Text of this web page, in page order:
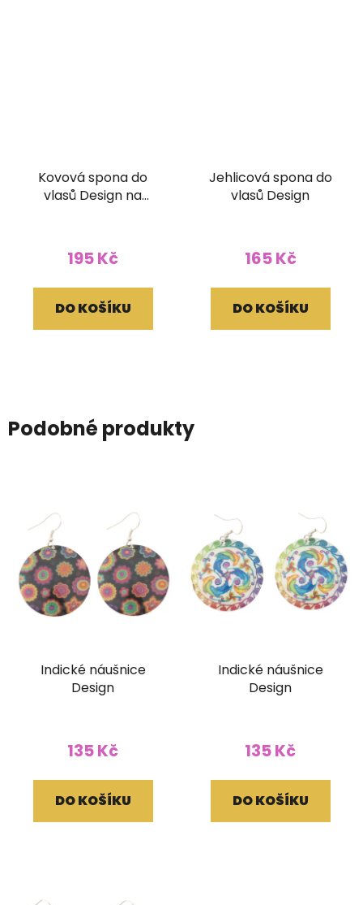
Kovová spona do
vlasů Design na
195 Kč
DO KOŠÍKU
Jehlicová spona do
vlasů Design
165 Kč
DO KOŠÍKU
Podobné produkty
Indické náušnice
Design
135 Kč
DO KOŠÍKU
Indické náušnice
Design
135 Kč
DO KOŠÍKU